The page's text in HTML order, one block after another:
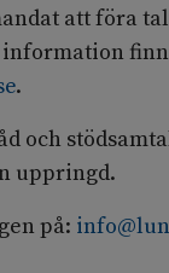
att föra
.
och
uppringd.
på: